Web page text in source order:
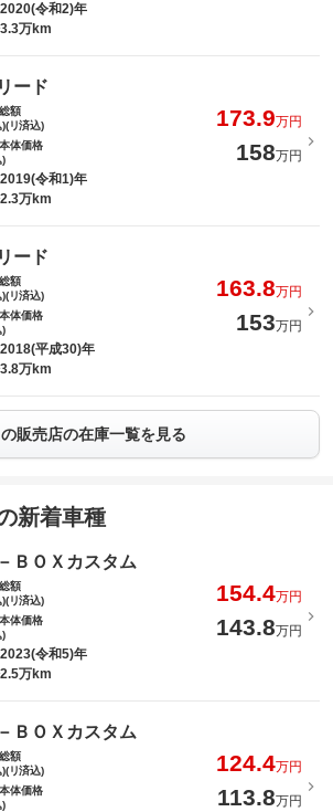
2020(令和2)年
3.3万km
ード
額
)(リ済込)
173.9万円
体価格
)
158万円
2019(令和1)年
2.3万km
ード
額
)(リ済込)
163.8万円
体価格
)
153万円
2018(平成30)年
3.8万km
販売店の在庫一覧を見る
新着車種
ＢＯＸカスタム
額
)(リ済込)
154.4万円
体価格
)
143.8万円
2023(令和5)年
2.5万km
ＢＯＸカスタム
額
)(リ済込)
124.4万円
体価格
)
113.8万円